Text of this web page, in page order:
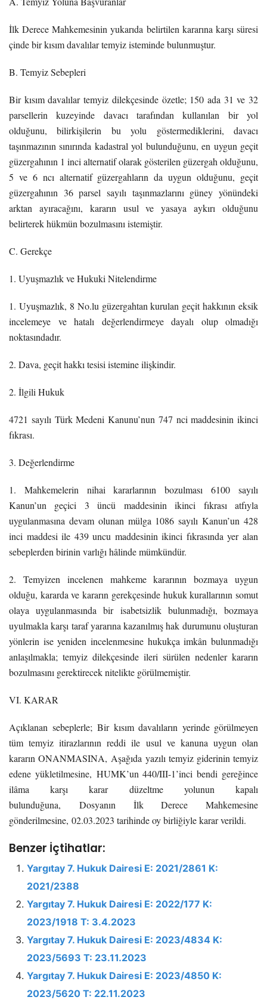
İlk Derece Mahkemesinin yukarıda belirtilen kararına karşı süresi
çinde bir kısım davalılar temyiz isteminde bulunmuştur.
B. Temyiz Sebepleri
Bir kısım davalılar temyiz dilekçesinde özetle; 150 ada 31 ve 32
parsellerin kuzeyinde davacı tarafından kullanılan bir yol
olduğunu, bilirkişilerin bu yolu göstermediklerini, davacı
taşınmazının sınırında kadastral yol bulunduğunu, en uygun geçit
güzergahının 1 inci alternatif olarak gösterilen güzergah olduğunu,
5 ve 6 ncı alternatif güzergahların da uygun olduğunu, geçit
güzergahının 36 parsel sayılı taşınmazlarını güney yönündeki
arktan ayıracağını, kararın usul ve yasaya aykırı olduğunu
belirterek hükmün bozulmasını istemiştir.
C. Gerekçe
1. Uyuşmazlık ve Hukuki Nitelendirme
1. Uyuşmazlık, 8 No.lu güzergahtan kurulan geçit hakkının eksik
incelemeye ve hatalı değerlendirmeye dayalı olup olmadığı
noktasındadır.
2. Dava, geçit hakkı tesisi istemine ilişkindir.
2. İlgili Hukuk
4721 sayılı Türk Medeni Kanunu’nun 747 nci maddesinin ikinci
fıkrası.
3. Değerlendirme
1. Mahkemelerin nihai kararlarının bozulması 6100 sayılı
Kanun’un geçici 3 üncü maddesinin ikinci fıkrası atfıyla
uygulanmasına devam olunan mülga 1086 sayılı Kanun’un 428
inci maddesi ile 439 uncu maddesinin ikinci fıkrasında yer alan
sebeplerden birinin varlığı hâlinde mümkündür.
2. Temyizen incelenen mahkeme kararının bozmaya uygun
olduğu, kararda ve kararın gerekçesinde hukuk kurallarının somut
olaya uygulanmasında bir isabetsizlik bulunmadığı, bozmaya
uyulmakla karşı taraf yararına kazanılmış hak durumunu oluşturan
yönlerin ise yeniden incelenmesine hukukça imkân bulunmadığı
anlaşılmakla; temyiz dilekçesinde ileri sürülen nedenler kararın
bozulmasını gerektirecek nitelikte görülmemiştir.
VI. KARAR
Açıklanan sebeplerle; Bir kısım davalıların yerinde görülmeyen
tüm temyiz itirazlarının reddi ile usul ve kanuna uygun olan
kararın ONANMASINA, Aşağıda yazılı temyiz giderinin temyiz
edene yükletilmesine, HUMK’un 440/III-1’inci bendi gereğince
ilâma karşı karar düzeltme yolunun kapalı
bulunduğuna, Dosyanın İlk Derece Mahkemesine
gönderilmesine, 02.03.2023 tarihinde oy birliğiyle karar verildi.
Benzer İçtihatlar:
Yargıtay 7. Hukuk Dairesi E: 2021/2861 K:
2021/2388
Yargıtay 7. Hukuk Dairesi E: 2022/177 K:
2023/1918 T: 3.4.2023
Yargıtay 7. Hukuk Dairesi E: 2023/4834 K:
2023/5693 T: 23.11.2023
Yargıtay 7. Hukuk Dairesi E: 2023/4850 K:
2023/5620 T: 22.11.2023